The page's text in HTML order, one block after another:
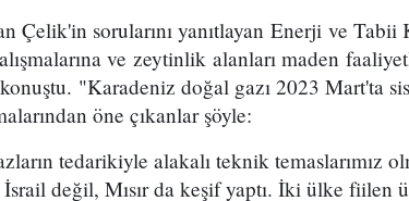
Çelik'in sorularını yanıtlayan Enerji ve Tabii
ve zeytinlik alanları maden
"Karadeniz doğal gazı 2023 Mart'ta
öne çıkanlar şöyle:
tedarikiyle alakalı teknik temaslarımız
değil, Mısır da keşif yaptı. İki ülke fiilen